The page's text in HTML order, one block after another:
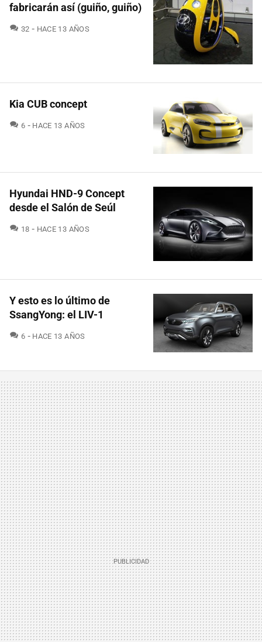
fabricarán así (guiño, guiño)
32 COMENTARIOS
HACE 13 AÑOS
Kia CUB concept
6 COMENTARIOS
HACE 13 AÑOS
Hyundai HND-9 Concept
desde el Salón de Seúl
18 COMENTARIOS
HACE 13 AÑOS
Y esto es lo último de
SsangYong: el LIV-1
6 COMENTARIOS
HACE 13 AÑOS